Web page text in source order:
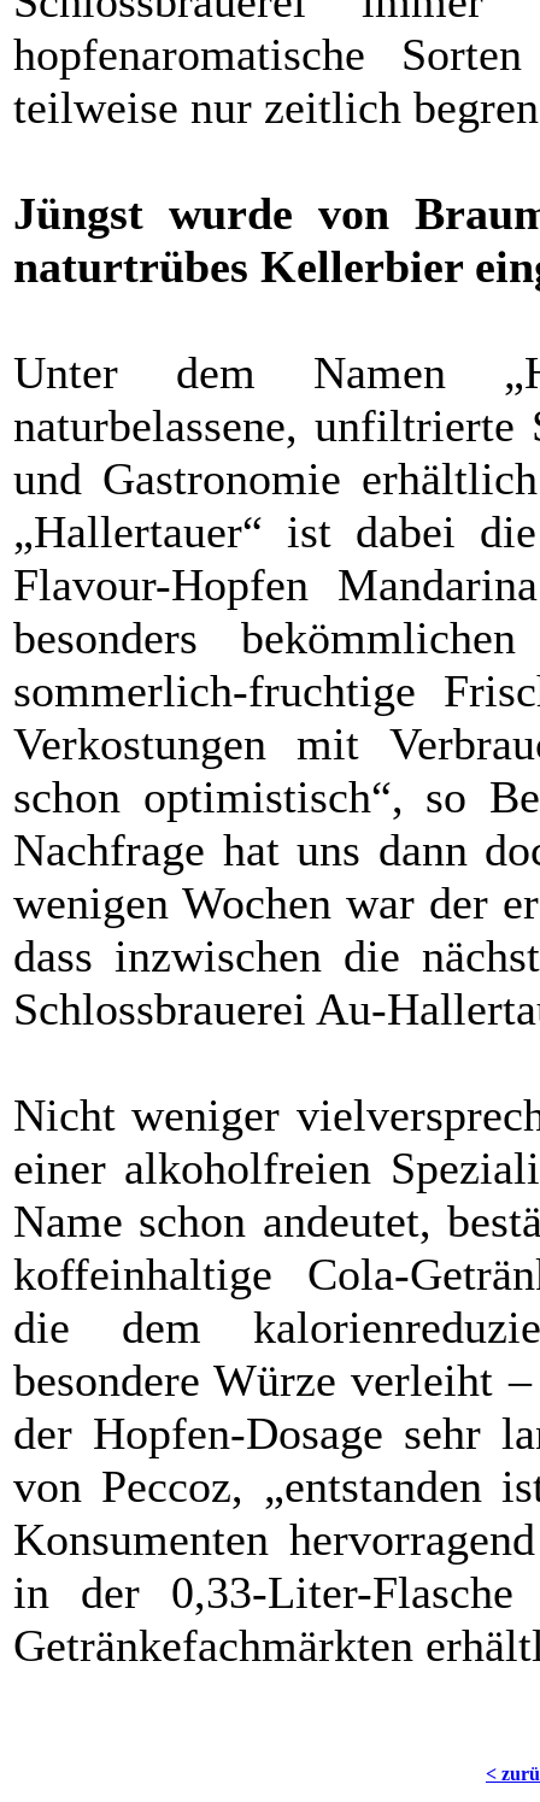
hopfenaromatische
teilweise nur zeitlich
Jüngst wurde von
naturtrübes Kellerbier
Unter dem Namen
naturbelassene,
und Gastronomie
„Hallertauer“ ist dabei
Flavour-Hopfen
besonders
sommerlich-fruchtige
Verkostungen mit
schon optimistisch“, so
Nachfrage hat uns dann
wenigen Wochen war der
dass inzwischen die
Schlossbrauerei Au-
Nicht weniger
einer alkoholfreien
Name schon andeutet,
koffeinhaltige Cola-
die dem
besondere Würze verleiht
der Hopfen-Dosage sehr
von Peccoz, „entstanden
Konsumenten
in der 0,33-Liter-
Getränkefachmärkten
<